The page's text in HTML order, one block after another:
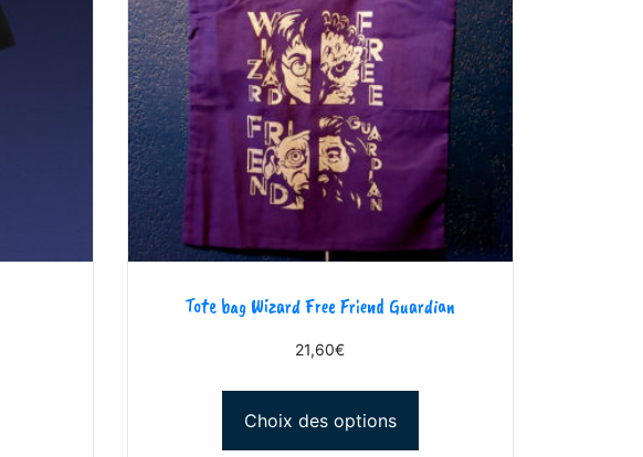
Tote bag Wizard Free Friend Guardian
21,60€
Choix des options